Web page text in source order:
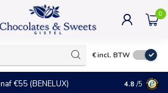
0
€incl. BTW
€55 (BENELUX) +25°C =
4.8 /5